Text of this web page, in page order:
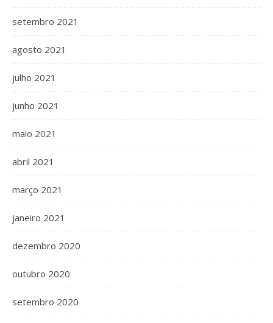
setembro 2021
agosto 2021
julho 2021
junho 2021
maio 2021
abril 2021
março 2021
janeiro 2021
dezembro 2020
outubro 2020
setembro 2020